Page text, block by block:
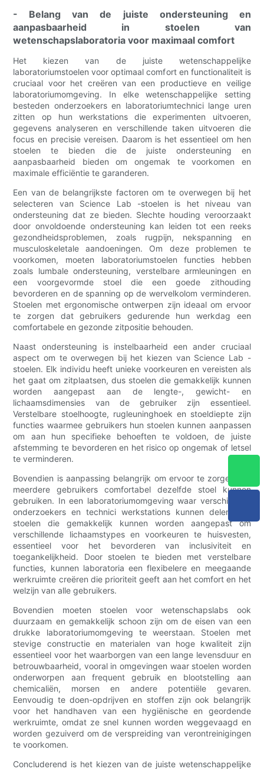
- Belang van de juiste ondersteuning en
aanpasbaarheid in stoelen van
wetenschapslaboratoria voor maximaal comfort
Het kiezen van de juiste wetenschappelijke
laboratoriumstoelen voor optimaal comfort en functionaliteit is
cruciaal voor het creëren van een productieve en veilige
laboratoriumomgeving. In elke wetenschappelijke setting
besteden onderzoekers en laboratoriumtechnici lange uren
zitten op hun werkstations die experimenten uitvoeren,
gegevens analyseren en verschillende taken uitvoeren die
focus en precisie vereisen. Daarom is het essentieel om hen
stoelen te bieden die de juiste ondersteuning en
aanpasbaarheid bieden om ongemak te voorkomen en
maximale efficiëntie te garanderen.
Een van de belangrijkste factoren om te overwegen bij het
selecteren van Science Lab -stoelen is het niveau van
ondersteuning dat ze bieden. Slechte houding veroorzaakt
door onvoldoende ondersteuning kan leiden tot een reeks
gezondheidsproblemen, zoals rugpijn, nekspanning en
musculoskeletale aandoeningen. Om deze problemen te
voorkomen, moeten laboratoriumstoelen functies hebben
zoals lumbale ondersteuning, verstelbare armleuningen en
een voorgevormde stoel die een goede zithouding
bevorderen en de spanning op de wervelkolom verminderen.
Stoelen met ergonomische ontwerpen zijn ideaal om ervoor
te zorgen dat gebruikers gedurende hun werkdag een
comfortabele en gezonde zitpositie behouden.
Naast ondersteuning is instelbaarheid een ander cruciaal
aspect om te overwegen bij het kiezen van Science Lab -
stoelen. Elk individu heeft unieke voorkeuren en vereisten als
het gaat om zitplaatsen, dus stoelen die gemakkelijk kunnen
worden aangepast aan de lengte-, gewicht- en
lichaamsdimensies van de gebruiker zijn essentieel.
Verstelbare stoelhoogte, rugleuninghoek en stoeldiepte zijn
functies waarmee gebruikers hun stoelen kunnen aanpassen
om aan hun specifieke behoeften te voldoen, de juiste
afstemming te bevorderen en het risico op ongemak of letsel
te verminderen.
Bovendien is aanpassing belangrijk om ervoor te zorgen dat
meerdere gebruikers comfortabel dezelfde stoel kunnen
gebruiken. In een laboratoriumomgeving waar verschillende
onderzoekers en technici werkstations kunnen delen, zijn
stoelen die gemakkelijk kunnen worden aangepast om
verschillende lichaamstypes en voorkeuren te huisvesten,
essentieel voor het bevorderen van inclusiviteit en
toegankelijkheid. Door stoelen te bieden met verstelbare
functies, kunnen laboratoria een flexibelere en meegaande
werkruimte creëren die prioriteit geeft aan het comfort en het
welzijn van alle gebruikers.
Bovendien moeten stoelen voor wetenschapslabs ook
duurzaam en gemakkelijk schoon zijn om de eisen van een
drukke laboratoriumomgeving te weerstaan. Stoelen met
stevige constructie en materialen van hoge kwaliteit zijn
essentieel voor het waarborgen van een lange levensduur en
betrouwbaarheid, vooral in omgevingen waar stoelen worden
onderworpen aan frequent gebruik en blootstelling aan
chemicaliën, morsen en andere potentiële gevaren.
Eenvoudig te doen-opdrijven en stoffen zijn ook belangrijk
voor het handhaven van een hygiënische en geordende
werkruimte, omdat ze snel kunnen worden weggevaagd en
worden gezuiverd om de verspreiding van verontreinigingen
te voorkomen.
Concluderend is het kiezen van de juiste wetenschappelijke